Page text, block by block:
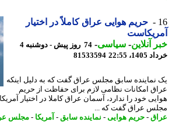
حریم هوایی عراق کاملاً در اختیار
آنلاین-سیاسی-
74 روز پیش - دوشنبه 4
22:55
81533594
سابق مجلس عراق گفت که به دلیل اینکه
امکانات نظامی لازم برای حفاظت از حریم
خود را ندارد، آسمان عراق کاملا در اختیار آمریکا
عراق گفت که ...
- حریم هوایی- نماینده سابق-آمریکا- مجلس عراق-